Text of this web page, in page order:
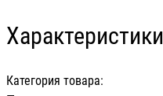
Характеристики
Категория товара: